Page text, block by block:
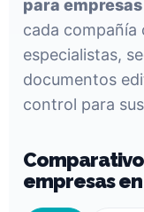
para
cada compañía
especialistas,
documentos
control para
empresas